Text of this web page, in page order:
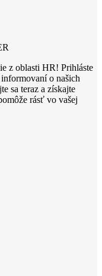
z oblasti HR! Prihláste
o našich
sa teraz a získajte
rásť vo vašej